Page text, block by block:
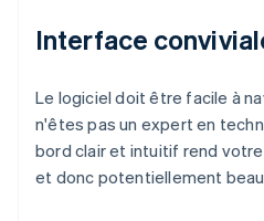
Interface
Le logiciel doit être facile à
n'êtes pas un expert en
bord clair et intuitif rend
et donc potentiellement